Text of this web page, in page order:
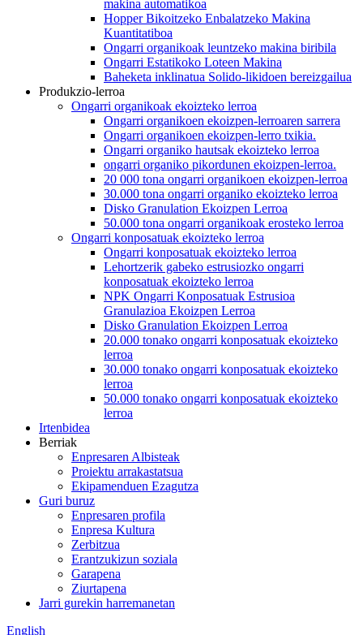
makina automatikoa
Hopper Bikoitzeko Enbalatzeko Makina
Kuantitatiboa
Ongarri organikoak leuntzeko makina biribila
Ongarri Estatikoko Loteen Makina
Baheketa inklinatua Solido-likidoen bereizgailua
Produkzio-lerroa
Ongarri organikoak ekoizteko lerroa
Ongarri organikoen ekoizpen-lerroaren sarrera
Ongarri organikoen ekoizpen-lerro txikia.
Ongarri organiko hautsak ekoizteko lerroa
ongarri organiko pikordunen ekoizpen-lerroa.
20 000 tona ongarri organikoen ekoizpen-lerroa
30.000 tona ongarri organiko ekoizteko lerroa
Disko Granulation Ekoizpen Lerroa
50.000 tona ongarri organikoak erosteko lerroa
Ongarri konposatuak ekoizteko lerroa
Ongarri konposatuak ekoizteko lerroa
Lehortzerik gabeko estrusiozko ongarri
konposatuak ekoizteko lerroa
NPK Ongarri Konposatuak Estrusioa
Granulazioa Ekoizpen Lerroa
Disko Granulation Ekoizpen Lerroa
20.000 tonako ongarri konposatuak ekoizteko
lerroa
30.000 tonako ongarri konposatuak ekoizteko
lerroa
50.000 tonako ongarri konposatuak ekoizteko
lerroa
Irtenbidea
Berriak
Enpresaren Albisteak
Proiektu arrakastatsua
Ekipamenduen Ezagutza
Guri buruz
Enpresaren profila
Enpresa Kultura
Zerbitzua
Erantzukizun soziala
Garapena
Ziurtapena
Jarri gurekin harremanetan
English